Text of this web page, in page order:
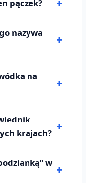
pączek?
nazywa
na
krajach?
w